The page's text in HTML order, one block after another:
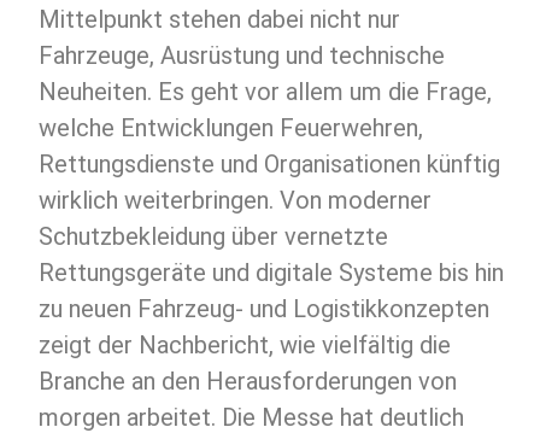
Mittelpunkt stehen dabei nicht nur
Fahrzeuge, Ausrüstung und technische
Neuheiten. Es geht vor allem um die Frage,
welche Entwicklungen Feuerwehren,
Rettungsdienste und Organisationen künftig
wirklich weiterbringen. Von moderner
Schutzbekleidung über vernetzte
Rettungsgeräte und digitale Systeme bis hin
zu neuen Fahrzeug- und Logistikkonzepten
zeigt der Nachbericht, wie vielfältig die
Branche an den Herausforderungen von
morgen arbeitet. Die Messe hat deutlich